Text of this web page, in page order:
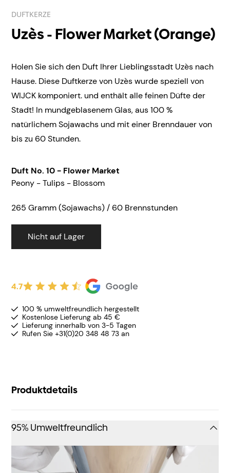
DUFTKERZE
Uzès - Flower Market (Orange)
Holen Sie sich den Duft Ihrer Lieblingsstadt Uzès nach
Hause. Diese Duftkerze von Uzès wurde speziell von
WIJCK komponiert. und enthält alle feinen Düfte der
Stadt! In mundgeblasenemGlas, aus 100 %
natürlichem Sojawachs und mit einer Brenndauer von
bis zu 60 Stunden.
Duft No. 10 - Flower Market
Peony - Tulips - Blossom
265 Gramm (Sojawachs) / 60 Brennstunden
Nicht auf Lager
4.7
100 % umweltfreundlich hergestellt
Kostenlose Lieferung ab 45 €
Lieferung innerhalb von 3-5 Tagen
Rufen Sie +31(0)20 348 48 73 an
Produktdetails
95% Umweltfreundlich